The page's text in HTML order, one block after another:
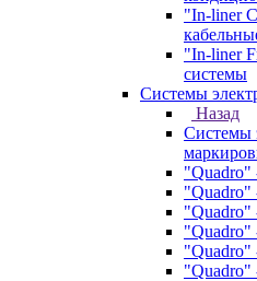
"In-liner
"In-liner
системы
Системы
Назад
Системы
"Quadro"
"Quadro"
"Quadro"
"Quadro"
"Quadro"
"Quadro"